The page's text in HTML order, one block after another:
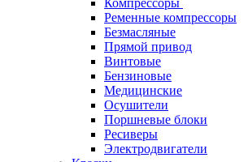
Компрессоры
Ременные компрессоры
Безмасляные
Прямой привод
Винтовые
Бензиновые
Медицинские
Осушители
Поршневые блоки
Ресиверы
Электродвигатели